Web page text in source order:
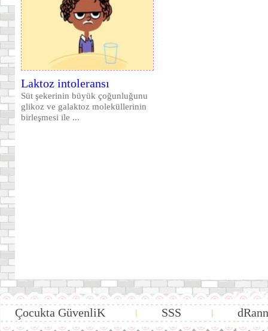
Laktoz intoleransı
Süt şekerinin büyük çoğunluğunu
glikoz ve galaktoz moleküllerinin
birleşmesi ile ...
Çocukta GüvenliK | SSS |